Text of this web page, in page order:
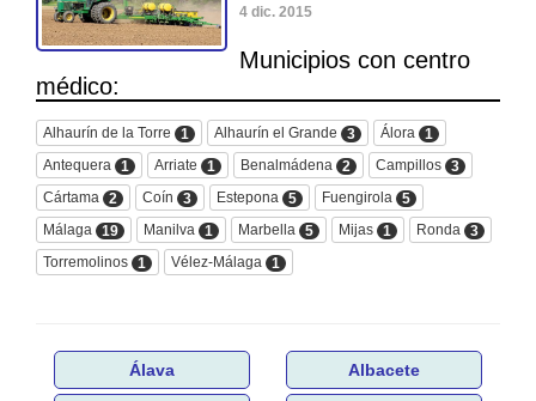
4 dic. 2015
Municipios con centro
médico:
Alhaurín de la Torre 1 Alhaurín el Grande 3 Álora
1
Antequera
1 Arriate 1 Benalmádena 2 Campillos 3
Cártama
2 Coín 3 Estepona 5 Fuengirola
5
Málaga
19 Manilva 1 Marbella 5 Mijas 1 Ronda
3
Torremolinos 1 Vélez-Málaga 1
Álava Albacete